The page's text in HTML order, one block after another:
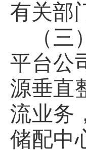
有关部
（
平台公
源垂直
流业务
储配中